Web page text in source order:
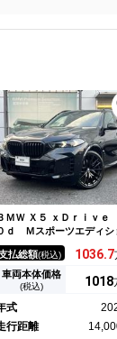
ＭＷ Ｘ５ ｘＤｒｉｖｅ
ｄ Ｍスポーツエディシ
ャドー 認定中古車 全
台特別仕様車 ブラック
ー ブラック２２ＡＷ ピ
ブラック内装 Ｍブレー
ッシュ
払総額(税込) 1036.7
車両本体価格
(税込) 1018
式
行距離